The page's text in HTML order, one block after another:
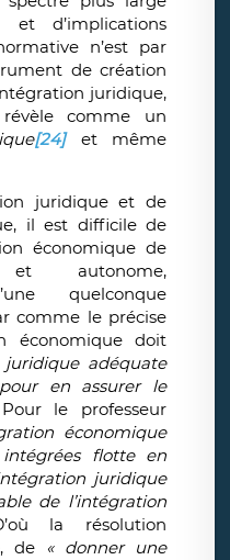
et d’implications
n’est par
de création
juridique,
comme un
[24]
et même
juridique et de
il est difficile de
économique de
autonome,
quelconque
comme le précise
économique doit
adéquate
en assurer le
le professeur
économique
flotte en
juridique
de l’intégration
la résolution
de
« donner une